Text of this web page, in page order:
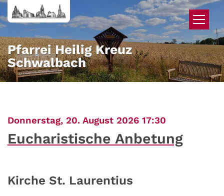
Zum Inhalt springen
Pfarrei Heilig Kreuz
Schwalbach
Donnerstag, 20. August 2026 17:30
Eucharistische Anbetung
Kirche St. Laurentius